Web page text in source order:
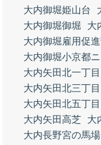
大内御堀姫山台
大内御堀御堀
大
大内御堀雇用促
大内御堀小京都
大内矢田北一丁目
大内矢田北三丁目
大内矢田北五丁目
大内矢田高芝
大
大内長野宮の馬場